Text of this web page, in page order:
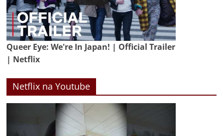
Queer Eye: We're In Japan! | Official Trailer
| Netflix
Netflix na Youtube